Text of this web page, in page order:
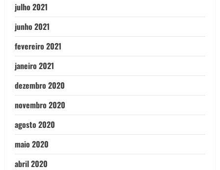
julho 2021
junho 2021
fevereiro 2021
janeiro 2021
dezembro 2020
novembro 2020
agosto 2020
maio 2020
abril 2020